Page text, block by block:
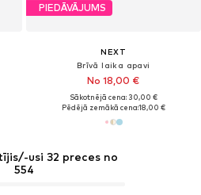
PIEDĀVĀJUMS
NEXT
Brīvā laika apavi
No 18,00 €
Sākotnējā cena: 30,00 €
Pēdējā zemākā cena:18,00 €
usi 32 preces no
554